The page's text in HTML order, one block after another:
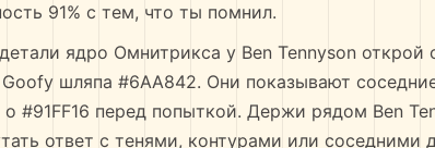
91% с тем, что ты помнил.
ядро Омнитрикса у Ben Tennyson открой
шляпа #6AA842. Они показывают
#91FF16 перед попыткой. Держи рядом Ben
ответ с тенями, контурами или соседними